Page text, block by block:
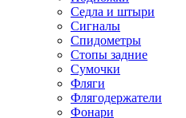
Седла и штыри
Сигналы
Спидометры
Стопы задние
Сумочки
Фляги
Флягодержатели
Фонари